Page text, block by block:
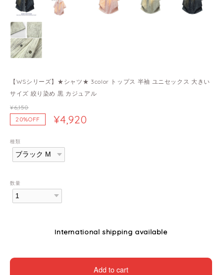
【WSシリーズ】★シャツ★ 3color トップス 半袖 ユニセックス 大きい
サイズ 絞り染め 黒 カジュアル
¥6,150
20%OFF
¥4,920
種類
数量
International shipping available
Add to cart